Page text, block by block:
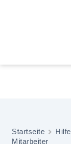
Startseite
Mitarbeiter